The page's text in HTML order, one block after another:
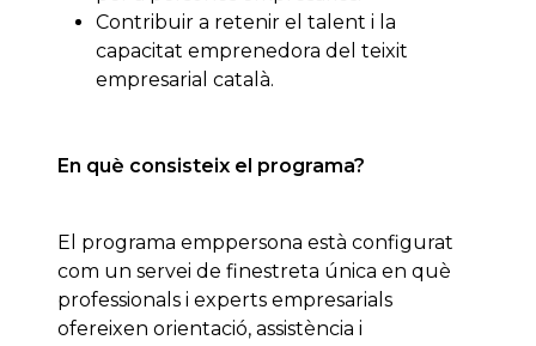
Contribuir a retenir el talent i la
capacitat emprenedora del teixit
empresarial català.
En què consisteix el programa?
El programa emppersona està configurat
com un servei de finestreta única en què
professionals i experts empresarials
ofereixen orientació, assistència i